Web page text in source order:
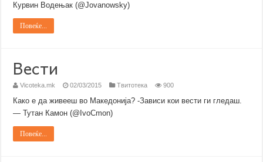
Курвин Водењак (@Jovanowsky)
Повеќе...
Вести
Vicoteka.mk 02/03/2015 Твитотека 900
Како е да живееш во Македонија? -Зависи кои вести ги гледаш.
— Тутан Камон (@IvoCmon)
Повеќе...